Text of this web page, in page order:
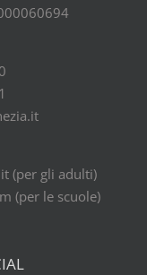
(per gli adulti)
(per le scuole)